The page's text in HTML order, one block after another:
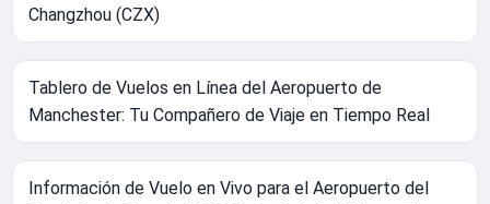
Changzhou (CZX)
Tablero de Vuelos en Línea del Aeropuerto de
Manchester: Tu Compañero de Viaje en Tiempo Real
Información de Vuelo en Vivo para el Aeropuerto del